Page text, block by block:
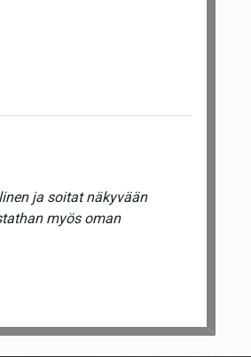
ja soitat näkyvään
myös oman